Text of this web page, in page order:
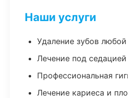
Наши услуги
Удаление зубов
Лечение под седацией
Профессиональная
Лечение кариеса и